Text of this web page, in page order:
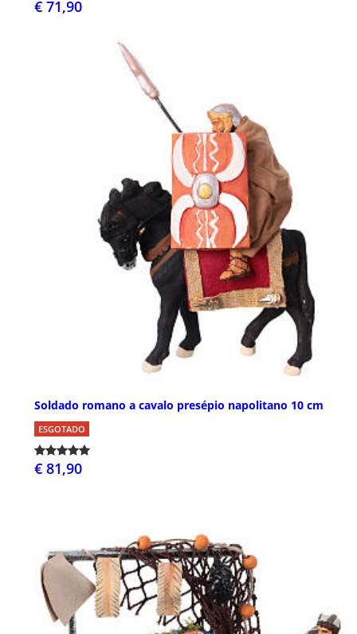
€ 71,90
Soldado romano a cavalo presépio napolitano 10 cm
ESGOTADO
€ 81,90